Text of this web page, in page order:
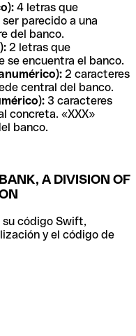
4 letras que
parecido a una
del banco.
2 letras que
se encuentra el banco.
2 caracteres
central del banco.
3 caracteres
concreta. «XXX»
banco.
A DIVISION OF
su código Swift,
y el código de